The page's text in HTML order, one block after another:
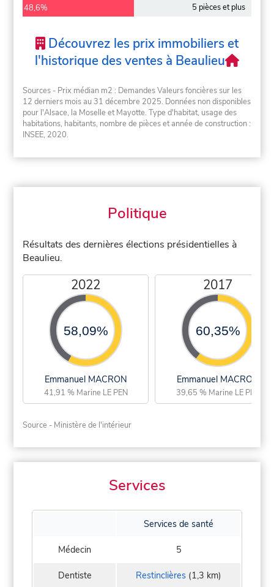
48,6% 5 pièces et plus
Découvrez les prix immobiliers et
l'historique des ventes à Beaulieu
Sources - Prix médian m2 : Demandes Valeurs foncières sur les
12 derniers mois au 31 décembre 2025. Données non disponibles
pour l'Alsace, la Moselle et Mayotte. Type d'habitat, usage des
habitations, habitants, nombre de pièces et année de construction :
INSEE, 2020.
Politique
Résultats des dernières élections présidentielles à
Beaulieu.
2022
58,09%
Emmanuel MACRON
41,91 % Marine LE PEN
2017
60,35%
Emmanuel MACRON
39,65 % Marine LE PEN
Source - Ministère de l'intérieur
Services
Services de santé
Médecin 5
Dentiste Restinclières (1,3 km)